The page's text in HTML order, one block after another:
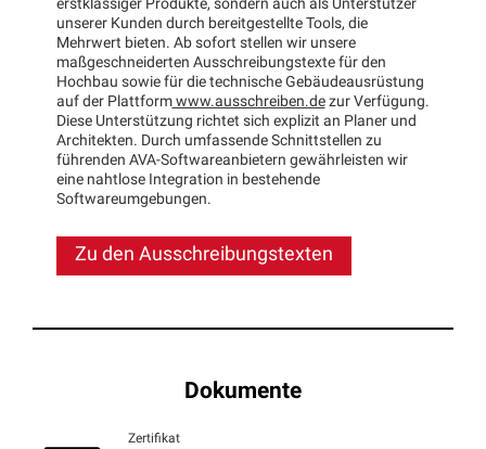
erstklassiger Produkte, sondern auch als Unterstützer
unserer Kunden durch bereitgestellte Tools, die
Mehrwert bieten. Ab sofort stellen wir unsere
maßgeschneiderten Ausschreibungstexte für den
Hochbau sowie für die technische Gebäudeausrüstung
auf der Plattformwww.ausschreiben.dezur Verfügung.
Diese Unterstützung richtet sich explizit an Planer und
Architekten. Durch umfassende Schnittstellen zu
führenden AVA-Softwareanbietern gewährleisten wir
eine nahtlose Integration in bestehende
Softwareumgebungen.
Zu den Ausschreibungstexten
Dokumente
Zertifikat